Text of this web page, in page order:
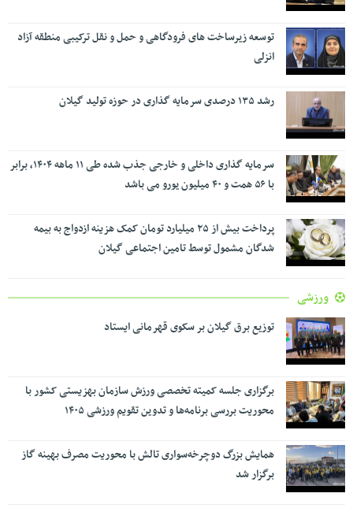
توسعه زیرساخت های فرودگاهی و حمل و نقل ترکیبی منطقه آزاد
انزلی
رشد ۱۳۵ درصدی سرمایه گذاری در حوزه تولید گیلان
سرمایه گذاری داخلی و خارجی جذب شده طی ۱۱ ماهه ۱۴۰۴، برابر
با ۵۶ همت و ۴۰ میلیون یورو می باشد
پرداخت بیش از ۲۵ میلیارد تومان کمک هزینه ازدواج به بیمه
شدگان مشمول توسط تامین اجتماعی گیلان
ورزشی
توزیع برق گیلان بر سکوی قهرمانی ایستاد
برگزاری جلسه کمیته تخصصی ورزش سازمان بهزیستی کشور با
محوریت بررسی برنامه‌ها و تدوین تقویم ورزشی ۱۴۰۵
همایش بزرگ دوچرخه‌سواری تالش با محوریت مصرف بهینه گاز
برگزار شد